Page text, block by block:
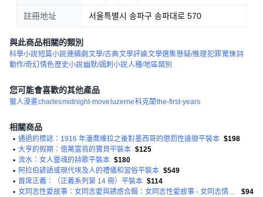
註冊地址 서울특별시 송파구 송파대로 570
與此商品相關的類別
科學小說短篇小說連續劇 文學/古典文學評論文學選集懸疑/推理犯罪驚悚詩
動作/奇幻情色歷史小說 幽默/諷刺小說人種/地區類別
您可能會喜歡的其他產品
獵人漫畫charlesmidnight-move luzerne科克蘭the-first-years
相關商品
• 通過的標誌：1916 年潘喬維拉之後對墨西哥的懲罰性遠徵平裝本 $198
• 大亨的假期：億萬富翁的寶貝平裝本 $125
• 流水：女人靈魂的詩歌平裝本 $180
• 阿拉伯諺語或現代埃及人的禮儀和習俗平裝本 $549
• 首席正義：（正義系列第 14 冊）平裝本 $114
•
女同志性愛故事：女同志愛與誘惑合輯：女同志性愛故事 - 女同志情色平裝本
$94